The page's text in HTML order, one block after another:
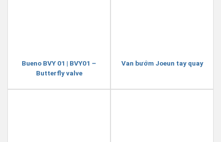
Bueno BVY 01 | BVY01 –
Butterfly valve
Van bướm Joeun tay quay